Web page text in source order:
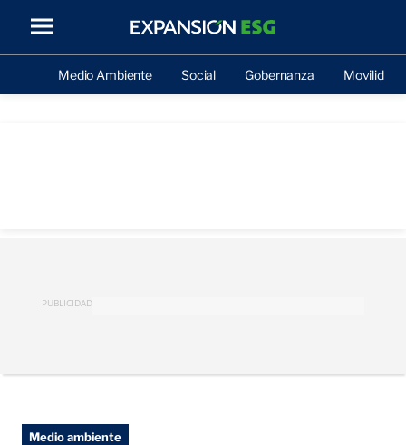
Medio Ambiente Social Gobernanza Movilidad
PUBLICIDAD
Medio ambiente